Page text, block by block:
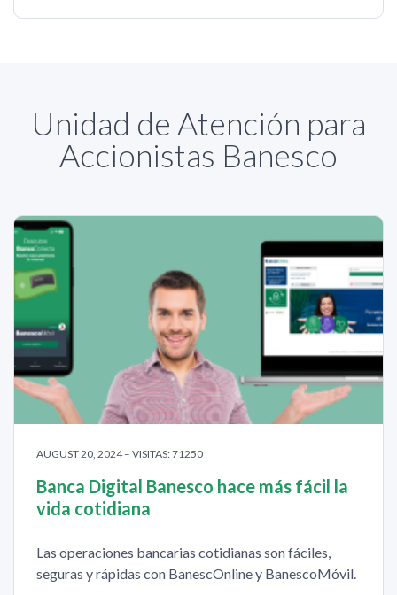
Unidad de Atención para
Accionistas Banesco
AUGUST 20, 2024 – VISITAS: 71250
Banca Digital Banesco hace más fácil la
vida cotidiana
Las operaciones bancarias cotidianas son fáciles,
seguras y rápidas con BanescOnline y BanescoMóvil.